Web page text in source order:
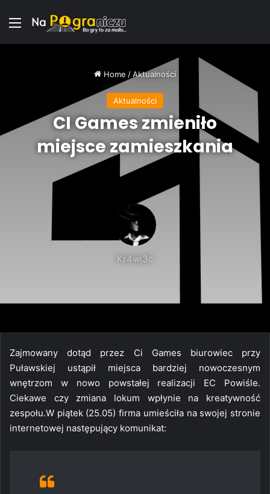
Menu
Home /Aktualności
Aktualności
CI Games zmieniło
miejsce zamieszkania
Kr4wi3c
Zajmowany dotąd przez Ci Games biurowiec przy
Puławskiej ustąpił miejsca bardziej nowoczesnym
wnętrzom w nowo powstałej realizacji EC Powiśle.
Ciekawe czy zmiana lokum wpłynie na kreatywność
zespołu.W piątek (25.05) firma umieściła na swojej stronie
internetowej następujący komunikat: